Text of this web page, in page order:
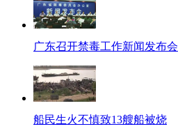
广东召开禁毒工作新闻发布会
船民生火不慎致13艘船被烧